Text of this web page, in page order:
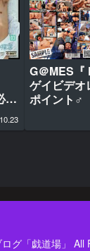
見
G＠MES『
ゲイビデオ
ポイント♂
グ「戯道場」 All